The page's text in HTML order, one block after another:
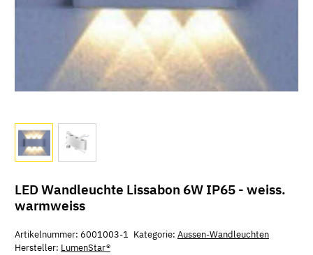
LED Wandleuchte Lissabon 6W IP65 - weiss.
warmweiss
Artikelnummer: 6001003-1 Kategorie: Aussen-Wandleuchten
Hersteller: LumenStar®